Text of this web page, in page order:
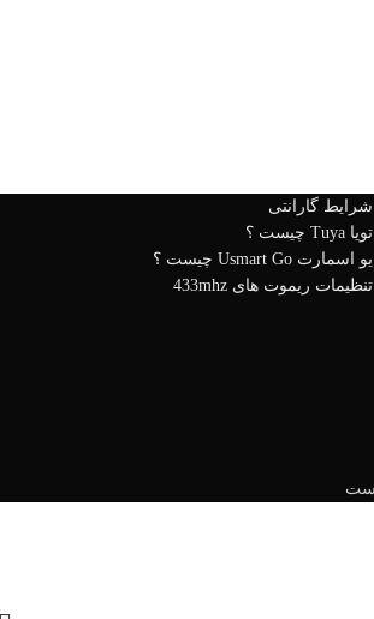
شرایط گارانتی
تویا Tuya چیست ؟
یو اسمارت Usmart Go چیست ؟
تنظیمات ریموت های 433mhz